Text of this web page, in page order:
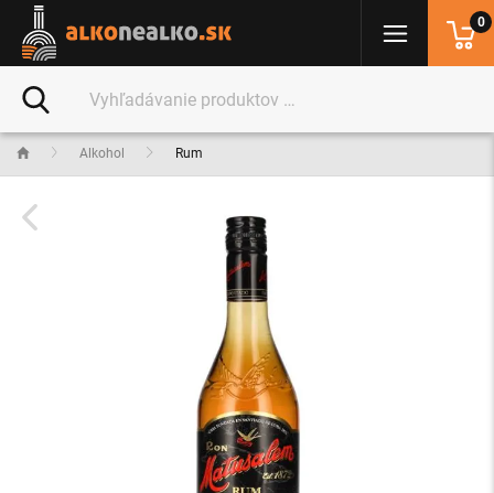
Alkohol Rum
0